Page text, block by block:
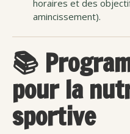
horaires et des
amincissement).
📚
pour la
sportive